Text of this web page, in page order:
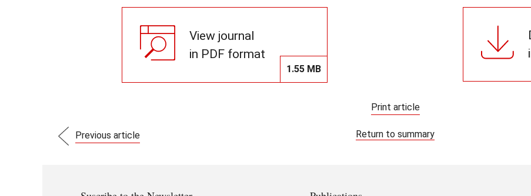
View journal
in PDF format
1.55 MB
Print article
Previous article Return to summary